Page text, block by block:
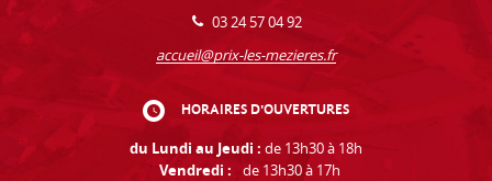
03 24 57 04 92
accueil@prix-les-mezieres.fr
HORAIRES D'OUVERTURES
du Lundi au Jeudi : de 13h30 à 18h
Vendredi :
de 13h30 à 17h